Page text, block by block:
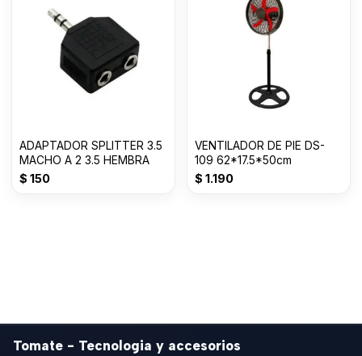
ADAPTADOR SPLITTER 3.5
MACHO A 2 3.5 HEMBRA
$ 150
VENTILADOR DE PIE DS-
109 62*17.5*50cm
$ 1.190
Tomate - Tecnologia y accesorios